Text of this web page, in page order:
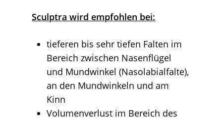
Sculptra wird empfohlen bei:
tieferen bis sehr tiefen Falten im
Bereich zwischen Nasenflügel
und Mundwinkel (Nasolabialfalte),
an den Mundwinkeln und am
Kinn
Volumenverlust im Bereich des